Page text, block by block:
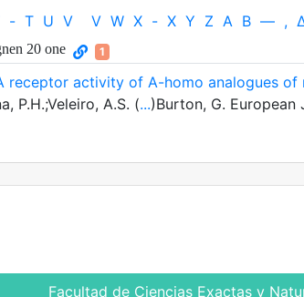
- T U V V W X - X Y Z Α Β — ,
20 one 1
receptor activity of A-homo analogues
P.H.;Veleiro, A.S. (...)Burton, G.
Facultad de Ciencias Exactas y